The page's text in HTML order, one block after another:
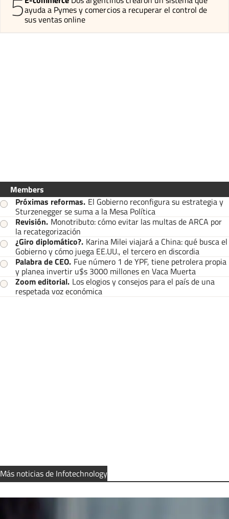
ayuda a Pymes y comercios a recuperar el control de
sus ventas online
Members
Próximas reformas. El Gobierno reconfigura su estrategia y
Sturzenegger se suma a la Mesa Política
Revisión. Monotributo: cómo evitar las multas de ARCA por
la recategorización
¿Giro diplomático?. Karina Milei viajará a China: qué busca el
Gobierno y cómo juega EE.UU., el tercero en discordia
Palabra de CEO. Fue número 1 de YPF, tiene petrolera propia
y planea invertir u$s 3000 millones en Vaca Muerta
Zoom editorial. Los elogios y consejos para el país de una
respetada voz económica
Más noticias de Infotechnology